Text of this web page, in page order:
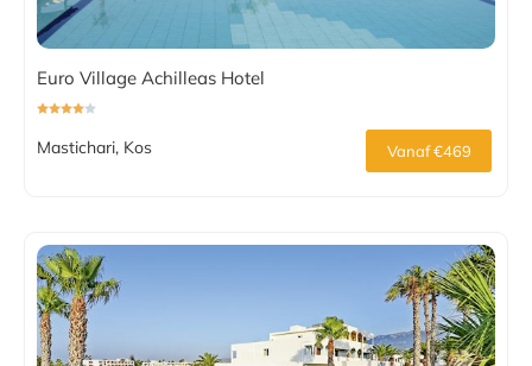
Euro Village Achilleas Hotel
Mastichari, Kos Vanaf €469